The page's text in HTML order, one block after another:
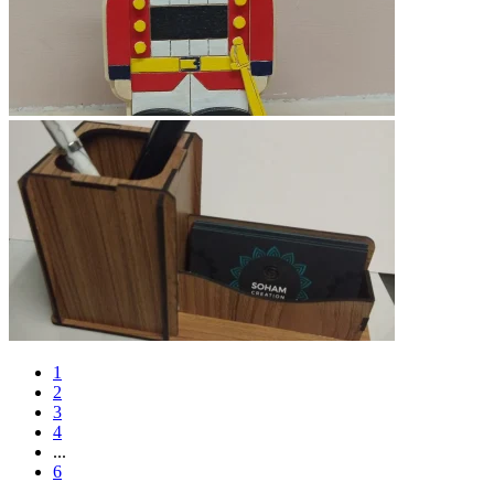
1
2
3
4
...
6